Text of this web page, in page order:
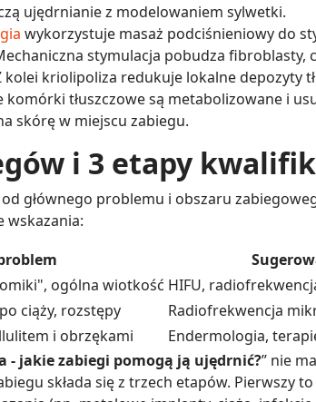
ujędrnianie z modelowaniem sylwetki.
wykorzystuje masaż podciśnieniowy do
stymulacja pobudza fibroblasty,
kriolipoliza redukuje lokalne depozyty
tłuszczowe są metabolizowane i
skórę w miejscu zabiegu.
i 3 etapy
głównego problemu i obszaru
wskazania:
ogólna wiotkość HIFU,
ciąży, rozstępy
Radiofrekwencja
i obrzękami
Endermologia,
- jakie zabiegi pomogą ją ujędrnić?” nie
składa się z trzech etapów. Pierwszy